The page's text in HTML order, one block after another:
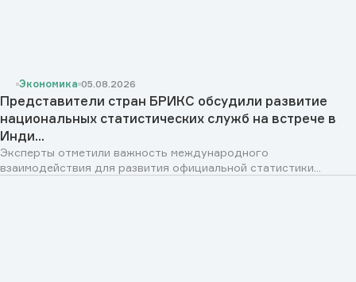
Экономика 05.08.2026
Представители стран БРИКС обсудили развитие
национальных статистических служб на встрече в
Инди...
Эксперты отметили важность международного
взаимодействия для развития официальной статистики...